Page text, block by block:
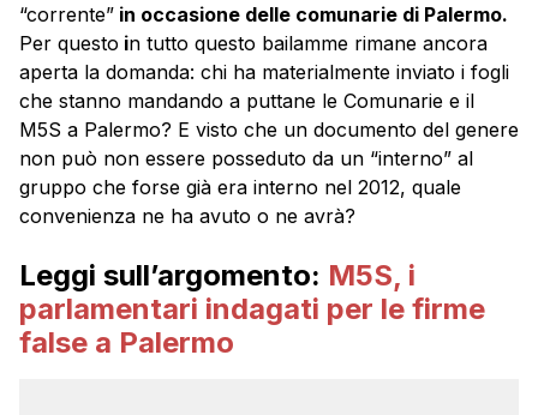
“corrente” in occasione delle comunarie di Palermo.
Per questo in tutto questo bailamme rimane ancora
aperta la domanda: chi ha materialmente inviato i fogli
che stanno mandando a puttane le Comunarie e il
M5S a Palermo? E visto che un documento del genere
non può non essere posseduto da un “interno” al
gruppo che forse già era interno nel 2012, quale
convenienza ne ha avuto o ne avrà?
Leggi sull’argomento: M5S, i
parlamentari indagati per le firme
false a Palermo